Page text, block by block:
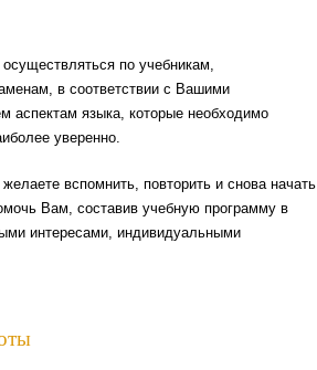
по учебникам,
в соответствии с Вашими
аспектам языка, которые необходимо
уверенно.
вспомнить, повторить и снова начать
Вам, составив учебную программу в
интересами, индивидуальными